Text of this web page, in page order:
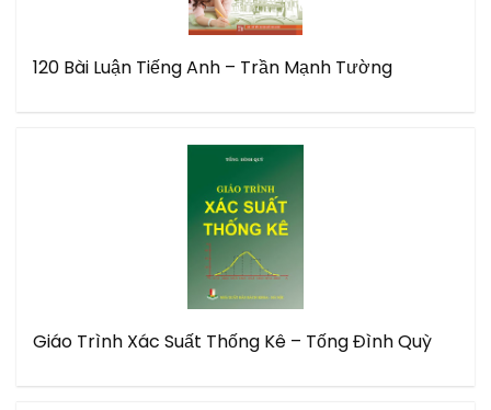
120 Bài Luận Tiếng Anh – Trần Mạnh Tường
Giáo Trình Xác Suất Thống Kê – Tống Đình Quỳ